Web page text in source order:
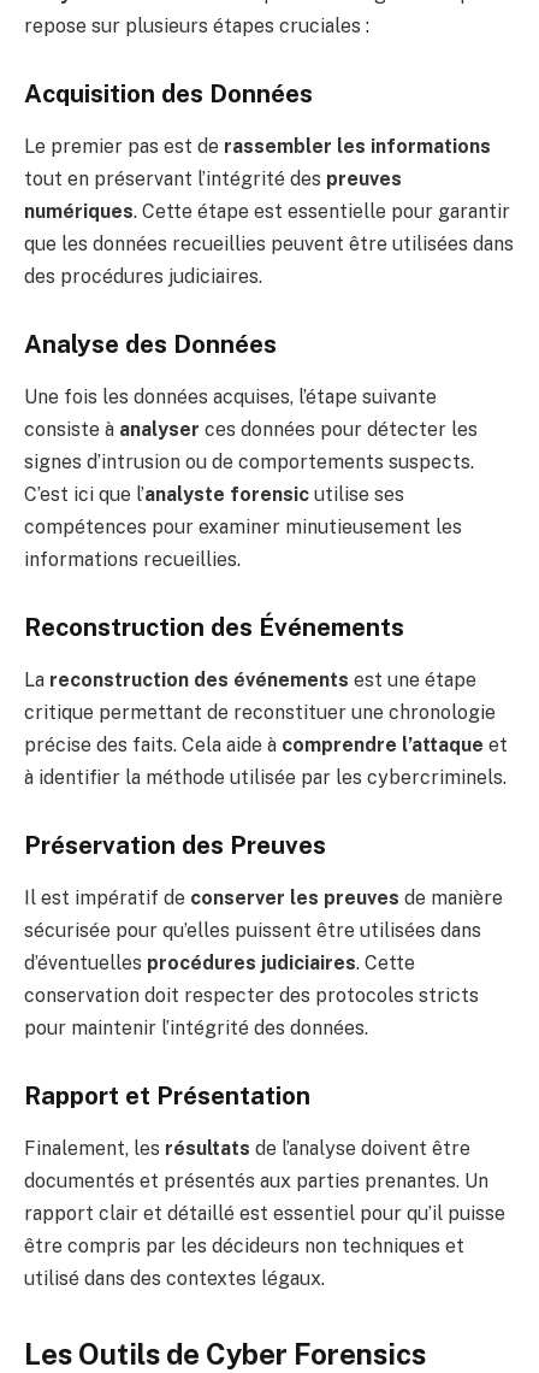
repose sur plusieurs étapes cruciales :
Acquisition des Données
Le premier pas est de rassembler les informations
tout en préservant l’intégrité des preuves
numériques. Cette étape est essentielle pour garantir
que les données recueillies peuvent être utilisées dans
des procédures judiciaires.
Analyse des Données
Une fois les données acquises, l’étape suivante
consiste à analyser ces données pour détecter les
signes d’intrusion ou de comportements suspects.
C’est ici que l’analyste forensic utilise ses
compétences pour examiner minutieusement les
informations recueillies.
Reconstruction des Événements
La reconstruction des événements est une étape
critique permettant de reconstituer une chronologie
précise des faits. Cela aide à comprendre l’attaque et
à identifier la méthode utilisée par les cybercriminels.
Préservation des Preuves
Il est impératif de conserver les preuves de manière
sécurisée pour qu’elles puissent être utilisées dans
d’éventuelles procédures judiciaires. Cette
conservation doit respecter des protocoles stricts
pour maintenir l’intégrité des données.
Rapport et Présentation
Finalement, les résultats de l’analyse doivent être
documentés et présentés aux parties prenantes. Un
rapport clair et détaillé est essentiel pour qu’il puisse
être compris par les décideurs non techniques et
utilisé dans des contextes légaux.
Les Outils de Cyber Forensics